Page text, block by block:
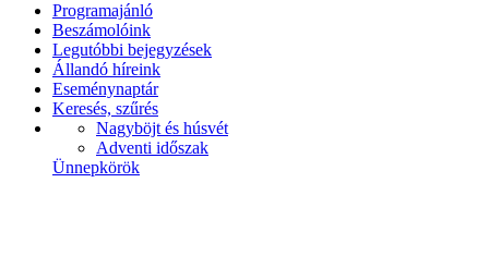
Programajánló
Beszámolóink
Legutóbbi bejegyzések
Állandó híreink
Eseménynaptár
Keresés, szűrés
Nagyböjt és húsvét
Adventi időszak
Ünnepkörök